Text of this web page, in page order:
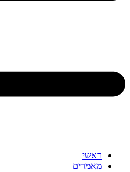
ראשי
מאמרים